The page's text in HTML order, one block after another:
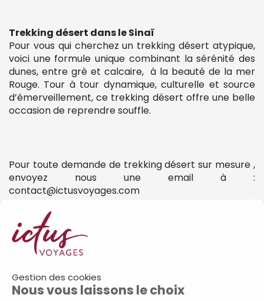
Gestion des cookies
Nous vous laissons le choix
Trekking désert dans le Sinaï
Pour vous qui cherchez un trekking désert atypique,
voici une formule unique combinant la sérénité des
dunes, entre grè et calcaire, à la beauté de la mer
Rouge. Tour à tour dynamique, culturelle et source
d’émerveillement, ce trekking désert offre une belle
occasion de reprendre souffle.
Pour toute demande de trekking désert sur mesure ,
envoyez nous une email à :
contact@ictusvoyages.com
www.ictusvoyages.com